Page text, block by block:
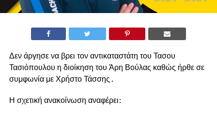
Δεν άργησε να βρει τον αντικαταστάτη του Τασου
Τασιόπουλου η διοίκηση του Άρη Βούλας καθώς ήρθε σε
συμφωνία με Χρήστο Τάσσης .
Η σχετική ανακοίνωση αναφέρει: